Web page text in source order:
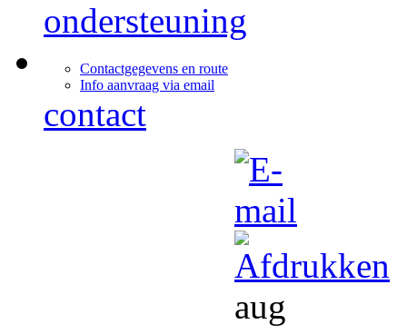
ondersteuning
Contactgegevens en route
Info aanvraag via email
contact
aug